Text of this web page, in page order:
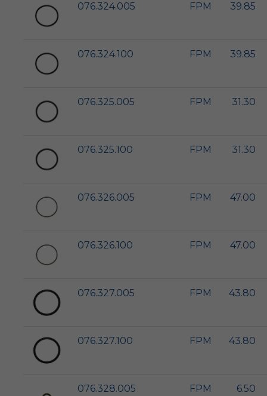
076.324.005 FPM 39.85
076.324.100 FPM 39.85
076.325.005 FPM 31.30
076.325.100 FPM 31.30
076.326.005 FPM 47.00
076.326.100 FPM 47.00
076.327.005 FPM 43.80
076.327.100 FPM 43.80
076.328.005 FPM 6.50